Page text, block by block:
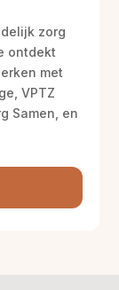
zorg
ontdekt
met
VPTZ
Samen, en